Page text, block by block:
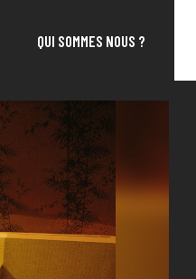
QUI SOMMES NOUS ?